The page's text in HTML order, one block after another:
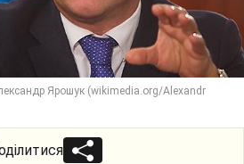
Ярошук (wikimedia.org/Alexandr